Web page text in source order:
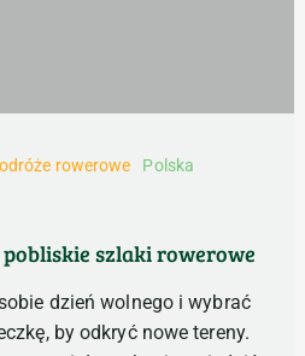
rowerowe Polska
szlaki rowerowe
dzień wolnego i wybrać
by odkryć nowe tereny.